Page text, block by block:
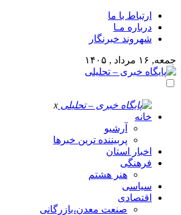
ارتباط با ما
درباره مـا
شهروند خبرنگار
جمعه, ۱۶ مرداد , ۱۴۰۵
x
خانه
آرشیو
پربیننده ترین خبرها
اخبار استان
فرهنگی
هنر هشتم
سیاسی
اقتصادی
صنعت معدن،بازرگانی